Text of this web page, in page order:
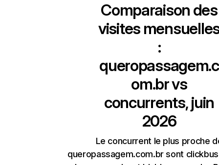
Comparaison des
visites
:
queropassagem.c
om.brvs
concurrents, juin
2026
Le concurrent le plus proche
queropassagem.com.br sont